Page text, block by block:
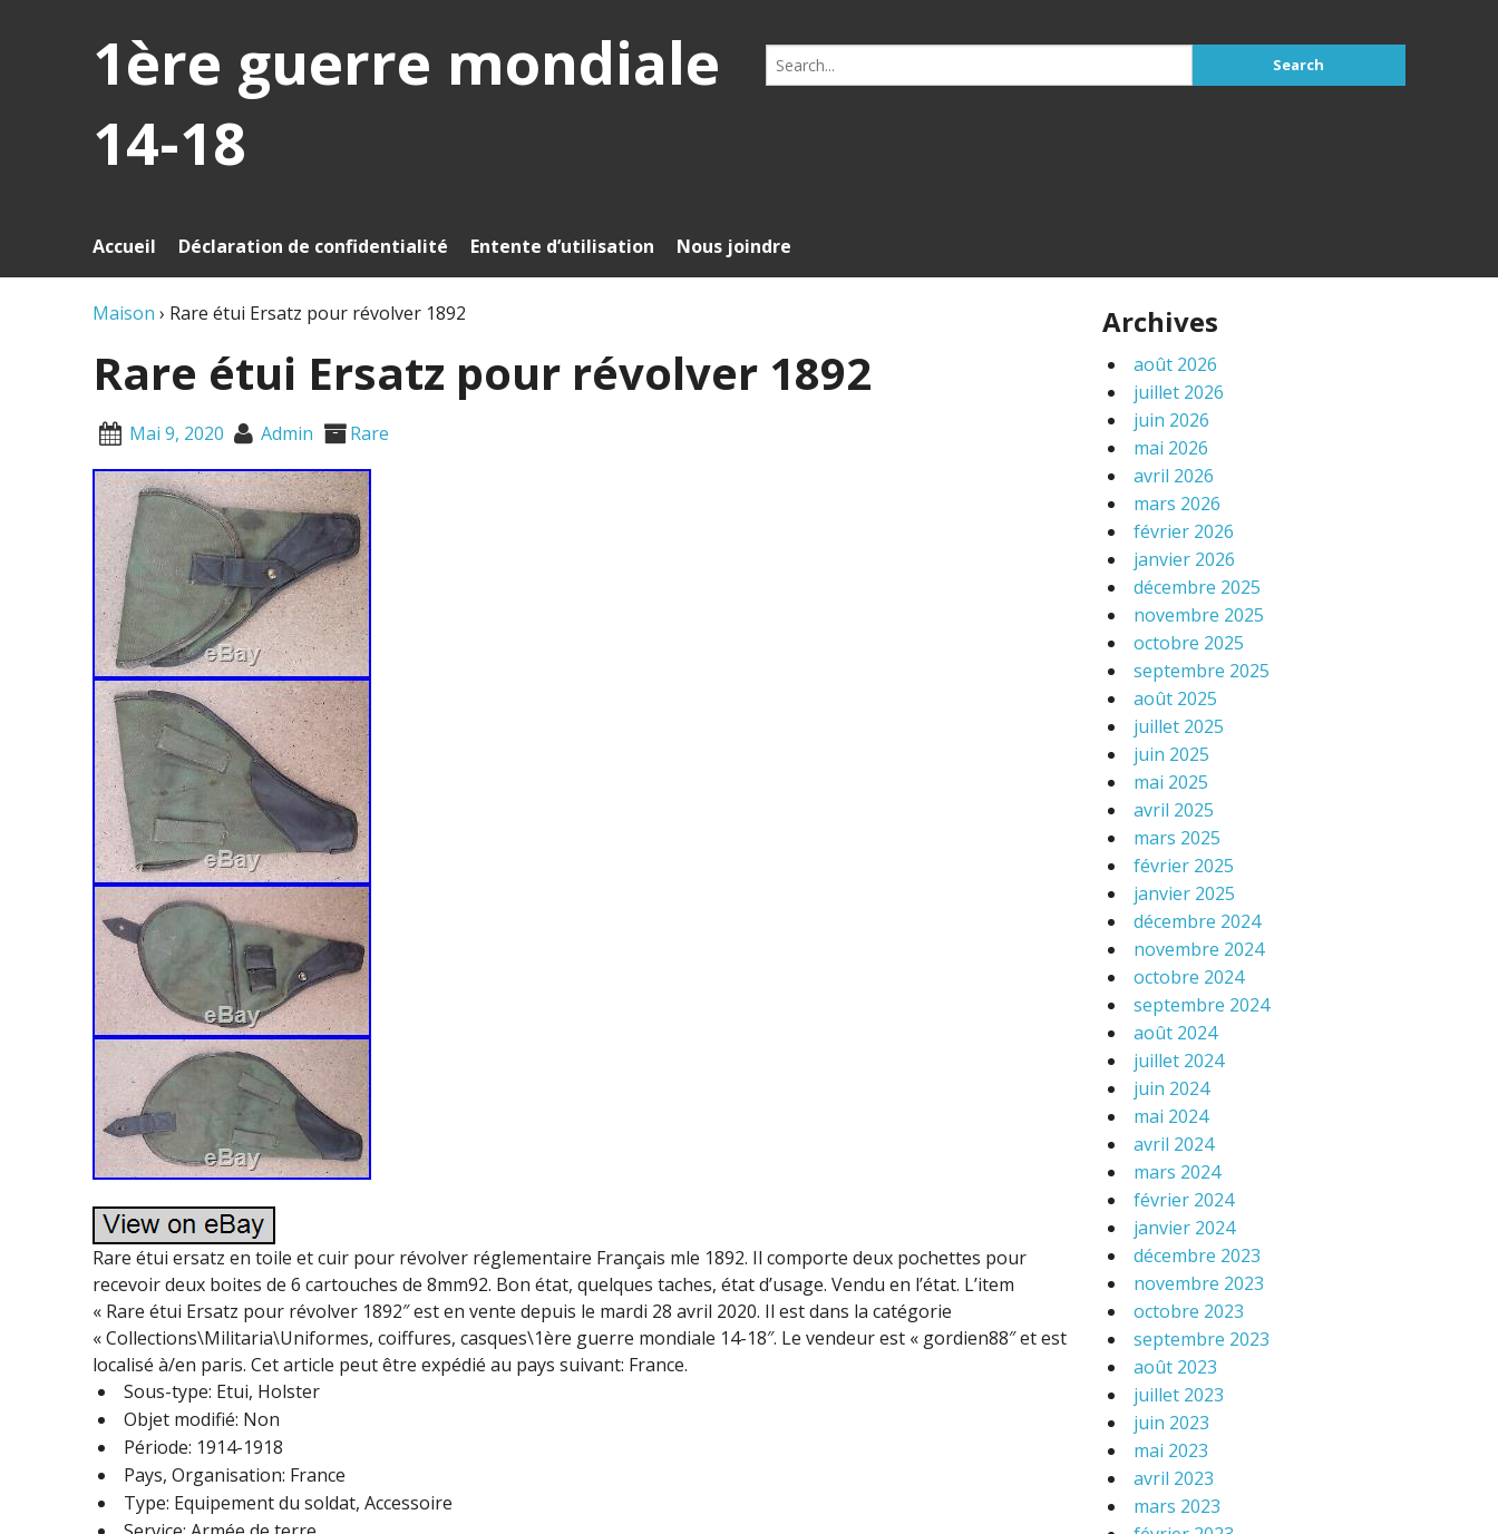
1ère guerre mondiale
14-18
Search
for:
Accueil Déclaration de confidentialité Entente d’utilisation Nous joindre
Maison › Rare étui Ersatz pour révolver 1892
Rare étui Ersatz pour révolver 1892
Mai 9, 2020 Admin Rare
Rare étui ersatz en toile et cuir pour révolver réglementaire Français mle 1892. Il comporte deux pochettes pour
recevoir deux boites de 6 cartouches de 8mm92. Bon état, quelques taches, état d’usage. Vendu en l’état. L’item
« Rare étui Ersatz pour révolver 1892″ est en vente depuis le mardi 28 avril 2020. Il est dans la catégorie
« Collections\Militaria\Uniformes, coiffures, casques\1ère guerre mondiale 14-18″. Le vendeur est « gordien88″ et est
localisé à/en paris. Cet article peut être expédié au pays suivant: France.
Sous-type: Etui, Holster
Objet modifié: Non
Période: 1914-1918
Pays, Organisation: France
Type: Equipement du soldat, Accessoire
Archives
août 2026
juillet 2026
juin 2026
mai 2026
avril 2026
mars 2026
février 2026
janvier 2026
décembre 2025
novembre 2025
octobre 2025
septembre 2025
août 2025
juillet 2025
juin 2025
mai 2025
avril 2025
mars 2025
février 2025
janvier 2025
décembre 2024
novembre 2024
octobre 2024
septembre 2024
août 2024
juillet 2024
juin 2024
mai 2024
avril 2024
mars 2024
février 2024
janvier 2024
décembre 2023
novembre 2023
octobre 2023
septembre 2023
août 2023
juillet 2023
juin 2023
mai 2023
avril 2023
mars 2023